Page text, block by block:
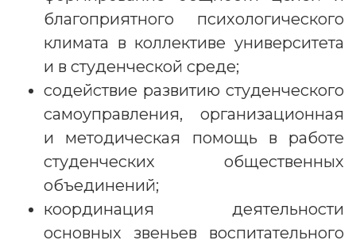
благоприятного психологического
климата в коллективе университета
и в студенческой среде;
содействие развитию студенческого
самоуправления, организационная
и методическая помощь в работе
студенческих общественных
объединений;
координация деятельности
основных звеньев воспитательного